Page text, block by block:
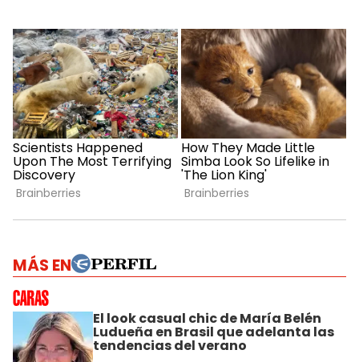
MÁS EN
El look casual chic de María Belén
Ludueña en Brasil que adelanta las
tendencias del verano